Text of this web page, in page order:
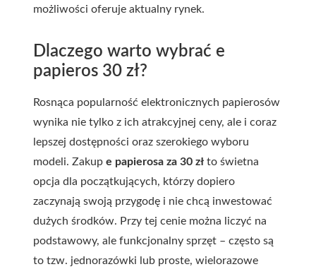
możliwości oferuje aktualny rynek.
Dlaczego warto wybrać e
papieros 30 zł?
Rosnąca popularność elektronicznych papierosów
wynika nie tylko z ich atrakcyjnej ceny, ale i coraz
lepszej dostępności oraz szerokiego wyboru
modeli. Zakup e papierosa za 30 zł to świetna
opcja dla początkujących, którzy dopiero
zaczynają swoją przygodę i nie chcą inwestować
dużych środków. Przy tej cenie można liczyć na
podstawowy, ale funkcjonalny sprzęt – często są
to tzw. jednorazówki lub proste, wielorazowe